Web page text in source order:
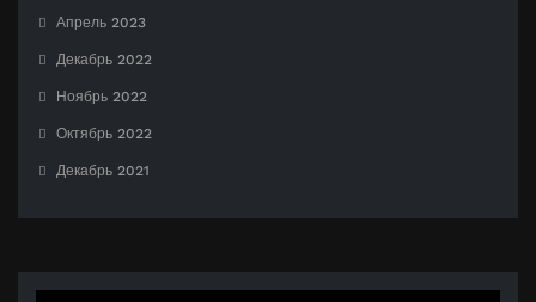
Апрель 2023
Декабрь 2022
Ноябрь 2022
Октябрь 2022
Декабрь 2021